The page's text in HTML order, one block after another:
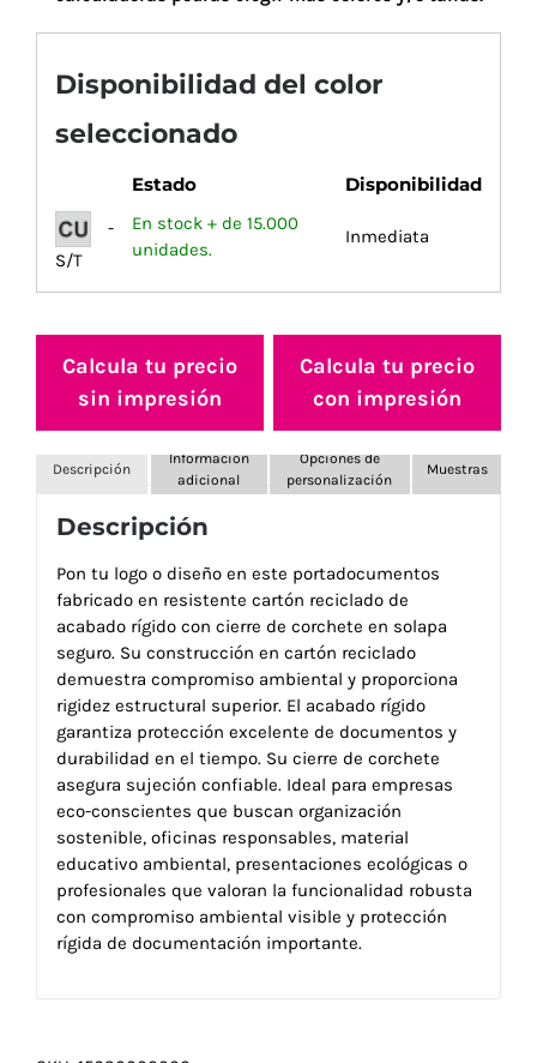
Disponibilidad del color
seleccionado
Estado Disponibilidad
-
S/T
En stock + de 15.000
unidades.
Inmediata
Calcula tu precio
sin impresión
Calcula tu precio
con impresión
Descripción
Información
adicional
Opciones de
personalización
Muestras
Descripción
Pon tu logo o diseño en este portadocumentos
fabricado en resistente cartón reciclado de
acabado rígido con cierre de corchete en solapa
seguro. Su construcción en cartón reciclado
demuestra compromiso ambiental y proporciona
rigidez estructural superior. El acabado rígido
garantiza protección excelente de documentos y
durabilidad en el tiempo. Su cierre de corchete
asegura sujeción confiable. Ideal para empresas
eco-conscientes que buscan organización
sostenible, oficinas responsables, material
educativo ambiental, presentaciones ecológicas o
profesionales que valoran la funcionalidad robusta
con compromiso ambiental visible y protección
rígida de documentación importante.